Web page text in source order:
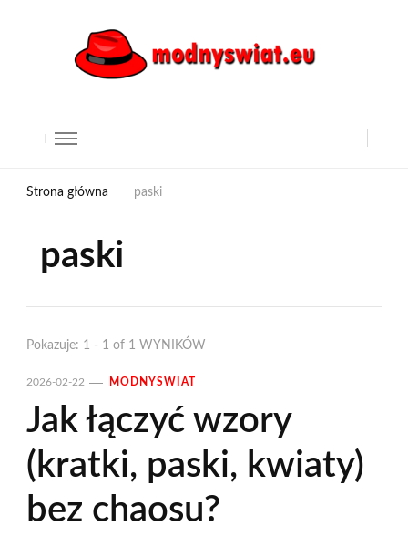
Strona główna paski
paski
Pokazuje: 1 - 1 of 1 WYNIKÓW
2026-02-22 MODNYSWIAT
Jak łączyć wzory
(kratki, paski, kwiaty)
bez chaosu?